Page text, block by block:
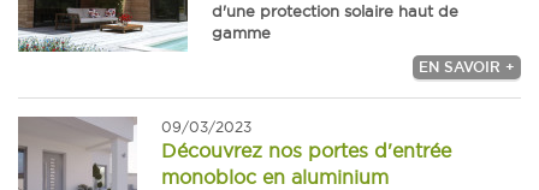
d'une protection solaire haut de
gamme
EN SAVOIR +
09/03/2023
Découvrez nos portes d'entrée
monobloc en aluminium